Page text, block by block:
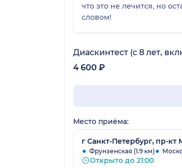
что это не лечится, но
словом!
Диаскинтест (с 8 лет,
4 600 ₽
Место приёма:
г Санкт-Петербург, пр-кт
Фрунзенская (1.9 км)
Открыто до 21:00